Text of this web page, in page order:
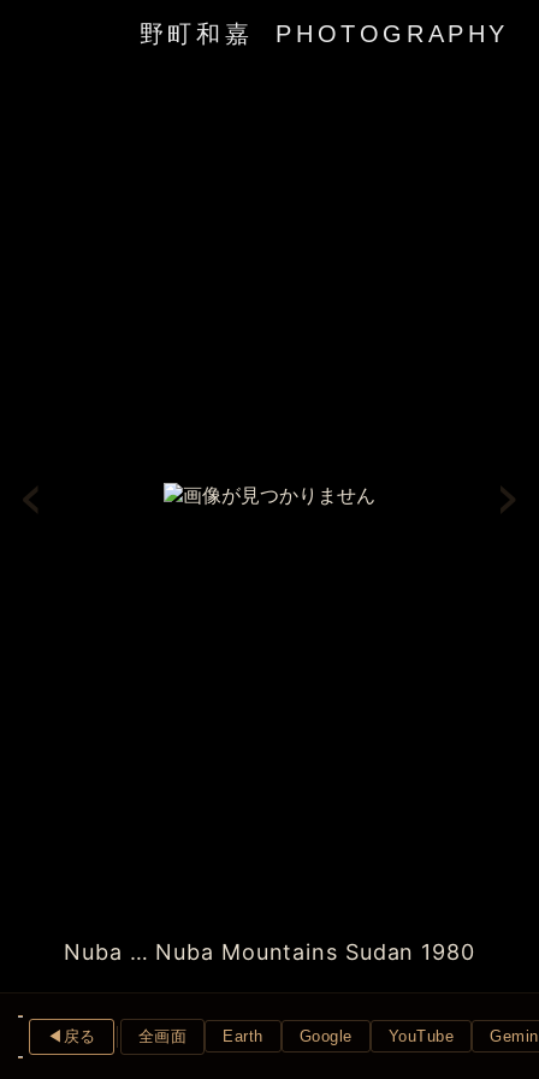
野町和嘉 PHOTOGRAPHY
‹
Nuba … Nuba Mountains Sudan 1980
›
◀︎戻る 全画面 Earth Google YouTube